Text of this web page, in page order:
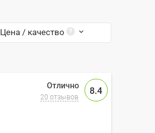
Цена / качество
8.4
20 отзывов